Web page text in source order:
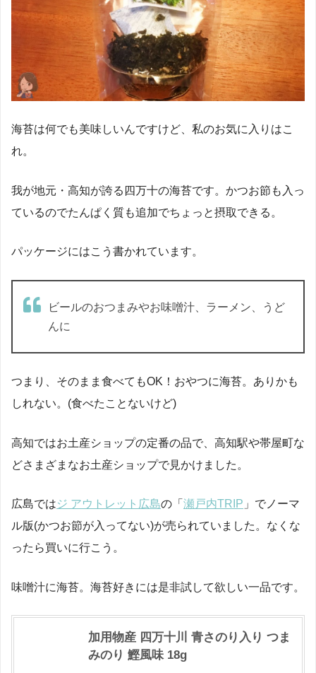
海苔は何でも美味しいんですけど、私のお気に入りはこ
れ。
我が地元・高知が誇る四万十の海苔です。かつお節も入っ
ているのでたんぱく質も追加でちょっと摂取できる。
パッケージにはこう書かれています。
ビールのおつまみやお味噌汁、ラーメン、うど
んに
つまり、そのまま食べてもOK！おやつに海苔。ありかも
しれない。(食べたことないけど)
高知ではお土産ショップの定番の品で、高知駅や帯屋町な
どさまざまなお土産ショップで見かけました。
広島ではジ アウトレット広島の「瀬戸内TRIP 」でノーマ
ル版(かつお節が入ってない)が売られていました。なくな
ったら買いに行こう。
味噌汁に海苔。海苔好きには是非試して欲しい一品です。
加用物産 四万十川 青さのり入り つま
みのり 鰹風味 18g